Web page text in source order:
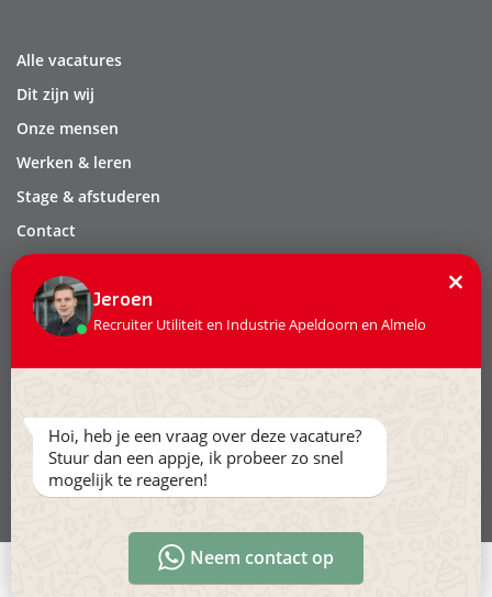
Direct solliciteren
×
Jeroen
Recruiter Utiliteit en Industrie Apeldoorn en Almelo
Hoi, heb je een vraag over deze vacature?
Stuur dan een appje, ik probeer zo snel
mogelijk te reageren!
Neem contact op
Alle vacatures
Dit zijn wij
Onze mensen
Werken & leren
Stage & afstuderen
Contact
Privacy
Leveringsvoorwaarden
Ga naar www.hollandertechniek.nl